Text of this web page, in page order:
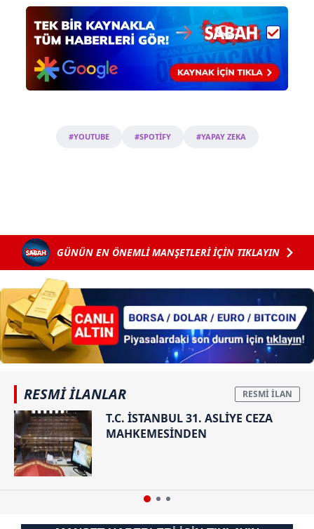
#YOUTUBE #SPOTİFY #YAPAY ZEKA
GÜNÜN EN ÖNEMLİ MANŞETLERİ İÇİN TIKLAYIN
RESMİ İLANLAR
T.C. İSTANBUL 31. ASLİYE CEZA
MAHKEMESİNDEN